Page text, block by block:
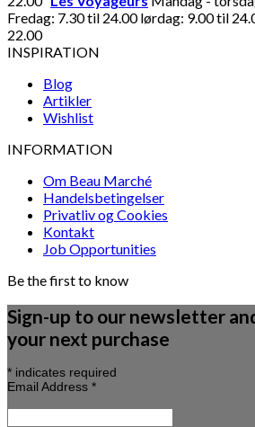
Fredag: 7.30 til 24.00 lørdag: 9.00 til
22.00
INSPIRATION
Blog
Artikler
Wishlist
INFORMATION
Om Beau Marché
Handelsbetingelser
Privatliv og Cookies
Kontakt
Job Opportunities
Be the first to know
Sign-up to our newsletter
your next purchase
* indicates required
Email Address *